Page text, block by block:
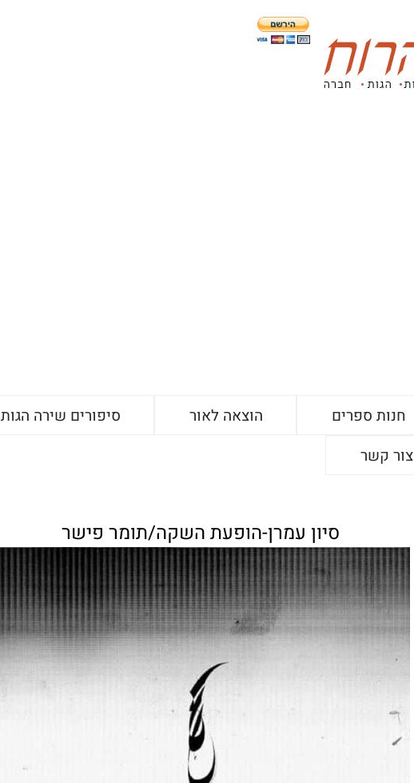
חנות ספרים הוצאה לאור סיפורים שירה הגות
צור קשר
סיון עמרן-הופעת השקה/תומר פישר